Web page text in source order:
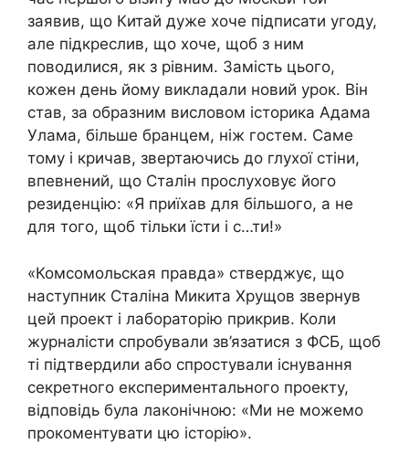
заявив, що Китай дуже хоче підписати угоду,
але підкреслив, що хоче, щоб з ним
поводилися, як з рівним. Замість цього,
кожен день йому викладали новий урок. Він
став, за образним висловом історика Адама
Улама, більше бранцем, ніж гостем. Саме
тому і кричав, звертаючись до глухої стіни,
впевнений, що Сталін прослуховує його
резиденцію: «Я приїхав для більшого, а не
для того, щоб тільки їсти і с…ти!»
«Комсомольская правда» стверджує, що
наступник Сталіна Микита Хрущов звернув
цей проект і лабораторію прикрив. Коли
журналісти спробували зв’язатися з ФСБ, щоб
ті підтвердили або спростували існування
секретного експериментального проекту,
відповідь була лаконічною: «Ми не можемо
прокоментувати цю історію».